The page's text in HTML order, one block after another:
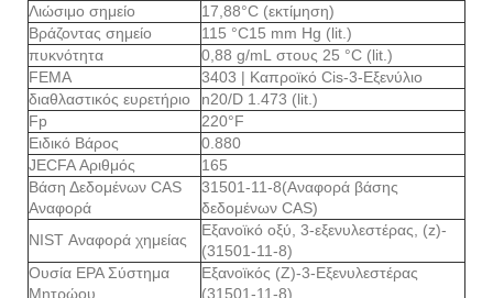
Λιώσιμο σημείο
17,88°C (εκτίμηση)
Βράζοντας σημείο
115 °C15 mm Hg (lit.)
πυκνότητα
0,88 g/mL στους 25 °C (lit.)
FEMA
3403 | Καπροϊκό Cis-3-Εξενύλιο
διαθλαστικός ευρετήριο
n20/D 1.473 (lit.)
Fp
220°F
Ειδικό Βάρος
0.880
JECFA Αριθμός
165
Βάση Δεδομένων CAS
Αναφορά
31501-11-8(Αναφορά βάσης
δεδομένων CAS)
NIST Αναφορά χημείας
Εξανοϊκό οξύ, 3-εξενυλεστέρας, (z)-
(31501-11-8)
Ουσία EPA Σύστημα
Μητρώου
Εξανοϊκός (Ζ)-3-Εξενυλεστέρας
(31501-11-8)